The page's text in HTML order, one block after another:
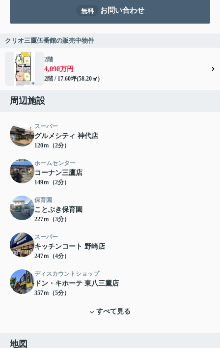
無料 お問い合わせ
クリオ三鷹伍番館の販売中物件
2階
4,090万円
2階 / 17.60坪(58.20㎡)
周辺施設
スーパー
グルメシティ 神代店
120ｍ（2分）
ホームセンター
コーナン三鷹店
149ｍ（2分）
保育園
ことぶき保育園
227ｍ（3分）
スーパー
キッチンコート 野崎店
247ｍ（4分）
ディスカウントショップ
ドン・キホーテ 東八三鷹店
357ｍ（5分）
すべて見る
地図